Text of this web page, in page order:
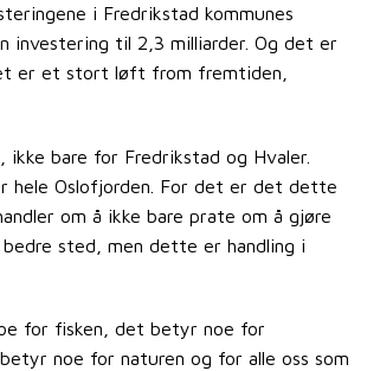
i Fredrikstad kommunes
investering til 2,3 milliarder. Og det er
er et stort løft from fremtiden,
bare for Fredrikstad og Hvaler.
Oslofjorden. For det er det dette
om å ikke bare prate om å gjøre
sted, men dette er handling i
for fisken, det betyr noe for
noe for naturen og for alle oss som